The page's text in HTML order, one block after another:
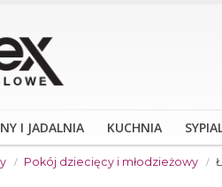
I JADALNIA KUCHNIA
Pokój dziecięcy i młodzieżowy